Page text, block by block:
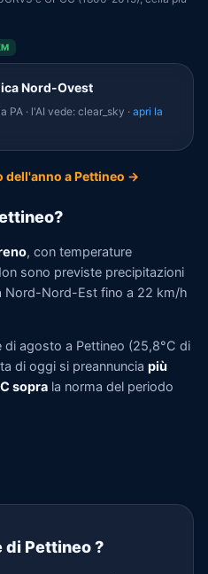
Nord-Ovest
PA · l'AI vede: clear_sky · apri la
dell'anno a Pettineo →
, con temperature
sono previste precipitazioni
Nord-Nord-Est fino a 22 km/h
di agosto a Pettineo (25,8°C di
di oggi si preannuncia più
sopra la norma del periodo
Pettineo?